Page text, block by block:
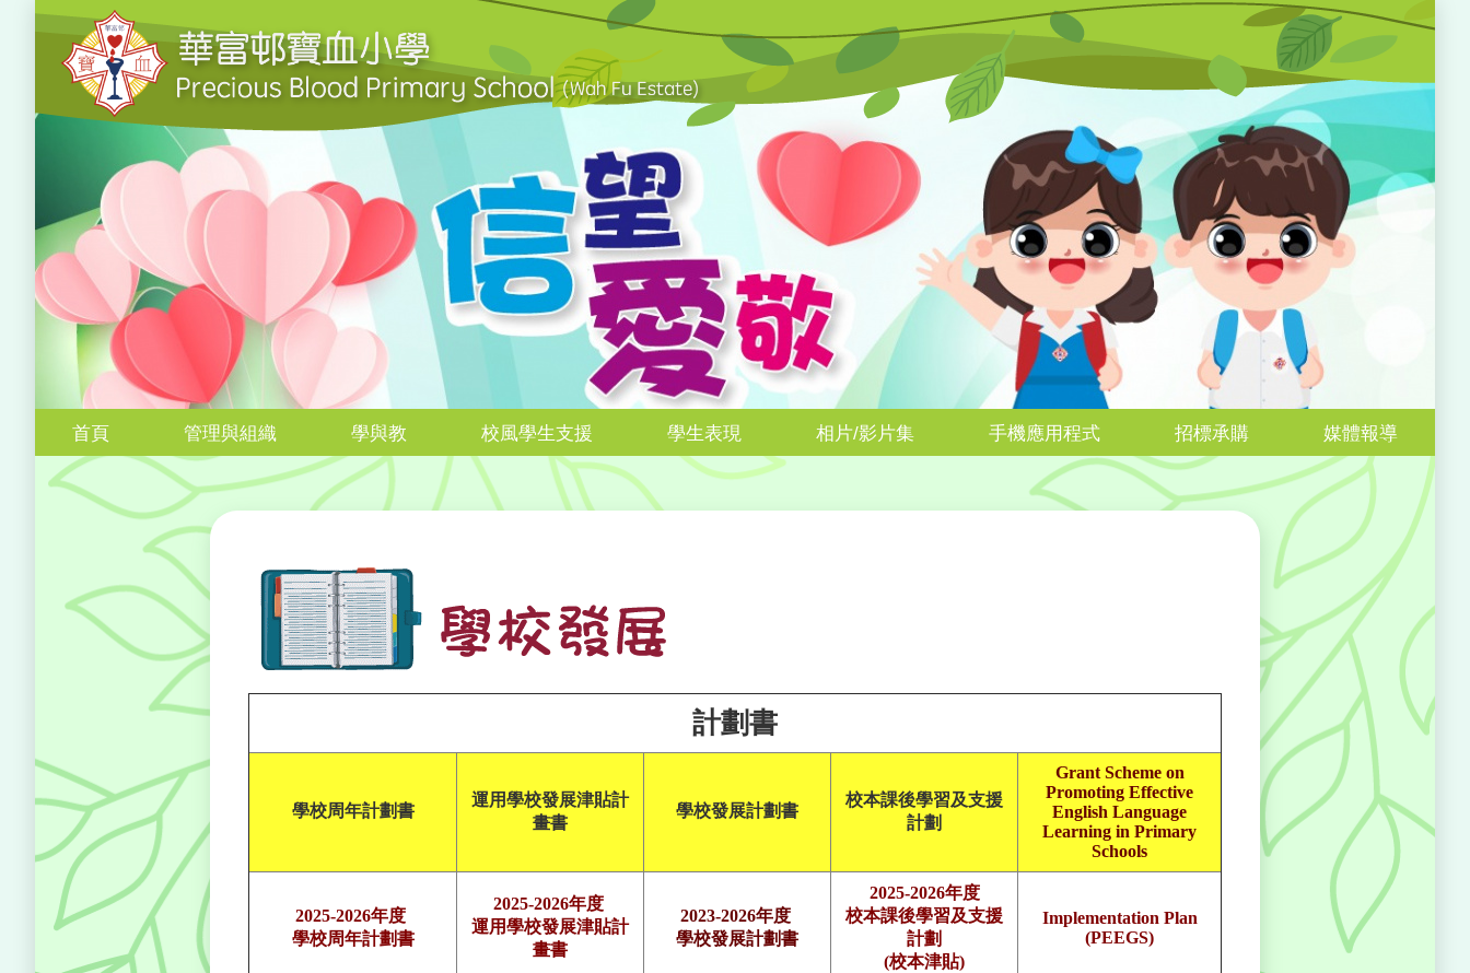
首頁 管理與組織 學與教 校風學生支援 學生表現 相片/影片集 手機應用程式 招標承購 媒體報導
計劃書
學校周年計劃書
運用學校發展津貼計
畫書
學校發展計劃書
校本課後學習及支援
計劃
Grant Scheme on
Promoting Effective
English Language
Learning in Primary
Schools
2025-2026年度
學校周年計劃書
2025-2026年度
運用學校發展津貼計
畫書
2023-2026年度
學校發展計劃書
2025-2026年度
校本課後學習及支援
計劃
(校本津貼)
Implementation Plan
(PEEGS)